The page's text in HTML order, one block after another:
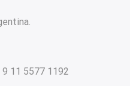
9 11 5577 1192